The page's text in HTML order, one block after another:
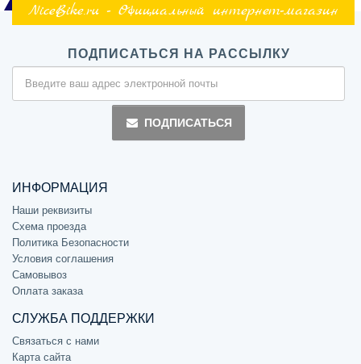
NiceBike.ru - Официальный интернет-магазин
ПОДПИСАТЬСЯ НА РАССЫЛКУ
ПОДПИСАТЬСЯ
ИНФОРМАЦИЯ
Наши реквизиты
Схема проезда
Политика Безопасности
Условия соглашения
Самовывоз
Оплата заказа
СЛУЖБА ПОДДЕРЖКИ
Связаться с нами
Карта сайта